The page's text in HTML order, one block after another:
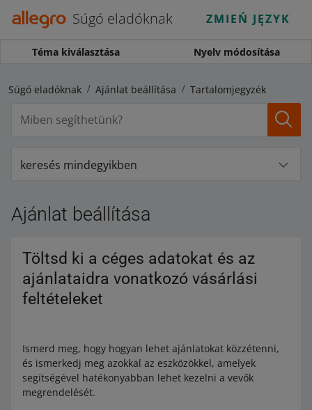
Súgó eladóknak ZMIEŃ JĘZYK
Téma kiválasztása Nyelv módosítása
Súgó eladóknak Ajánlat beállítása Tartalomjegyzék
keresés mindegyikben
Ajánlat beállítása
Töltsd ki a céges adatokat és az
ajánlataidra vonatkozó vásárlási
feltételeket
Ismerd meg, hogy hogyan lehet ajánlatokat közzétenni,
és ismerkedj meg azokkal az eszközökkel, amelyek
segítségével hatékonyabban lehet kezelni a vevők
megrendelését.